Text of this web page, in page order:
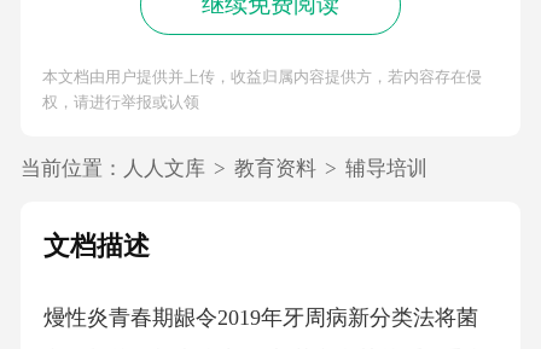
本文档由用户提供并上传，收益归属内容提供方，若内容存在侵
权，请进行举报或认领
当前位置： 人人文库 > 教育资料 > 辅导培训
文档描述
熳性炎青春期龈令2019年牙周病新分类法将菌